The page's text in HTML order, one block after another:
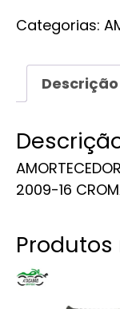
Categorias:
Descrição
2009-16